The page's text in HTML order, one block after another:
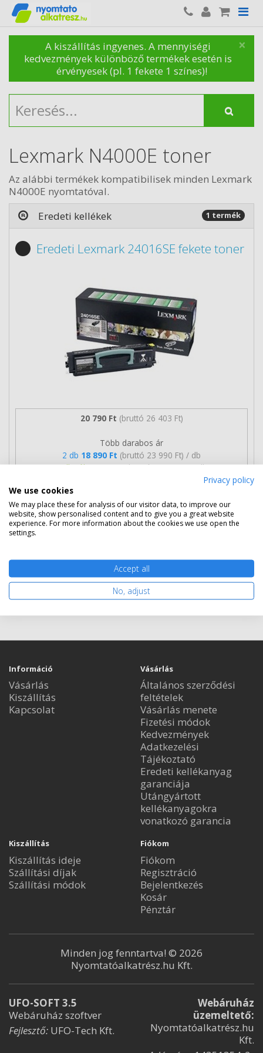
×
A kiszállítás ingyenes. A mennyiségi
kedvezmények különböző termékek esetén is
érvényesek (pl. 1 fekete 1 színes)!
Lexmark N4000E toner
Az alábbi termékek kompatibilisek minden Lexmark
N4000E nyomtatóval.
Eredeti kellékek
1 termék
Eredeti Lexmark 24016SE fekete toner
20 790 Ft (bruttó 26 403 Ft)
Több darabos ár
2 db 18 890 Ft (bruttó 23 990 Ft) / db
3 db-tól18 590 Ft (bruttó 23 609 Ft) / db
Rendelésre
Ingyenes szállítás
Kosárba tesz
Információ
Vásárlás
Kiszállítás
Kapcsolat
Vásárlás
Általános szerződési
feltételek
Vásárlás menete
Fizetési módok
Kedvezmények
Adatkezelési
Tájékoztató
Eredeti kellékanyag
garanciája
Utángyártott
kellékanyagokra
vonatkozó garancia
Kiszállítás
Kiszállítás ideje
Szállítási díjak
Szállítási módok
Fiókom
Fiókom
Regisztráció
Bejelentkezés
Kosár
Pénztár
Minden jog fenntartva! © 2026
Nyomtatóalkatrész.hu Kft.
UFO-SOFT 3.5
Webáruház szoftver
Fejlesztő: UFO-Tech Kft.
Webáruház
üzemeltető:
Nyomtatóalkatrész.hu
Kft.
Privacy policy
We use cookies
We may place these for analysis of our visitor data, to improve our
website, show personalised content and to give you a great website
experience. For more information about the cookies we use open the
settings.
Accept all
No, adjust